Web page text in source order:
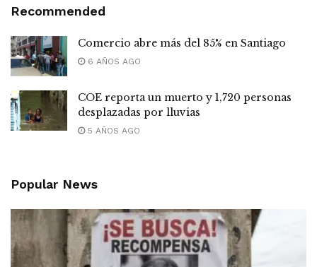
Recommended
Comercio abre más del 85% en Santiago
6 AÑOS AGO
COE reporta un muerto y 1,720 personas
desplazadas por lluvias
5 AÑOS AGO
Popular News